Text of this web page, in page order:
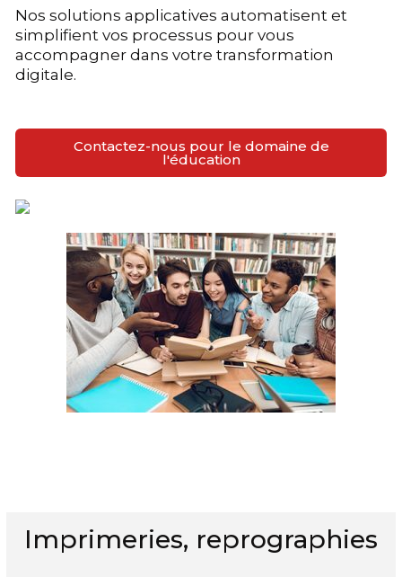
Nos solutions applicatives automatisent et
simplifient vos processus pour vous
accompagner dans votre transformation
digitale.
Contactez-nous pour le domaine de
l'éducation
Imprimeries, reprographies